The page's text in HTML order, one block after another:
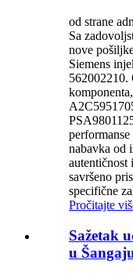
od strane
Sa
nove
Siemens
562002210.
nabavka od
autentičnost
savršeno
specifične
Pročitajte
Sažetak
u